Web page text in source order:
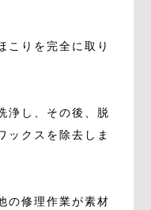
こりを完全に取り
浄し、その後、脱
ックスを除去しま
の修理作業が素材